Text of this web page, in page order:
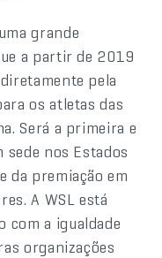
grande
a partir de 2019
pela
os atletas das
Será a primeira e
nos Estados
da premiação em
A WSL está
com a igualdade
organizações